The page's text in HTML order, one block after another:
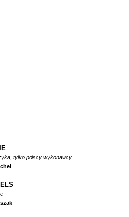
tylko polscy wykonawcy